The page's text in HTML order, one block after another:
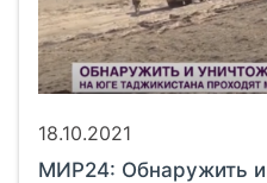
18.10.2021
МИР24: Обнаружить